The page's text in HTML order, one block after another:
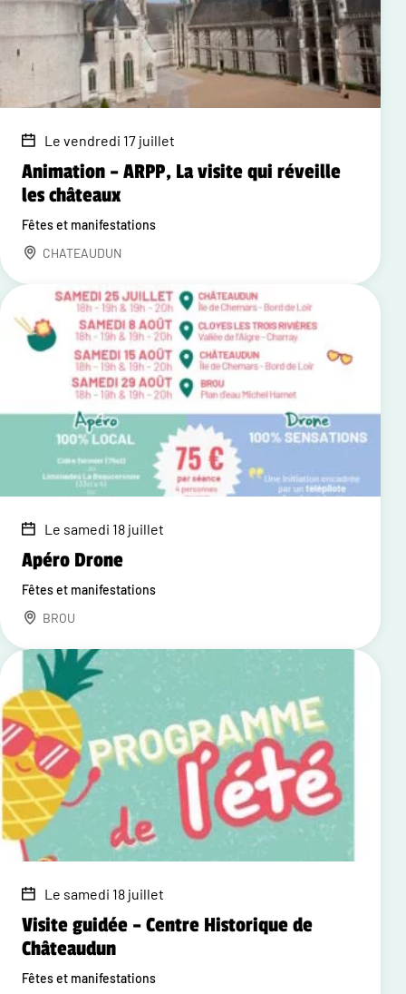
Le vendredi 17 juillet
Animation – ARPP, La visite qui réveille
les châteaux
Fêtes et manifestations
CHATEAUDUN
Le samedi 18 juillet
Apéro Drone
Fêtes et manifestations
BROU
Le samedi 18 juillet
Visite guidée – Centre Historique de
Châteaudun
Fêtes et manifestations